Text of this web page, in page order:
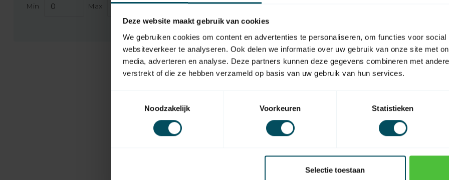
Deze website maakt gebruik van cookies
We gebruiken cookies om content en advertenties te personaliseren, om functies voor
websiteverkeer te analyseren. Ook delen we informatie over uw gebruik van onze site met
media, adverteren en analyse. Deze partners kunnen deze gegevens combineren met
verstrekt of die ze hebben verzameld op basis van uw gebruik van hun services.
Noodzakelijk
Voorkeuren Statistieken
Selectie toestaan
Min Max 65,95